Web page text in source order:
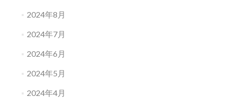
2024年8月
2024年7月
2024年6月
2024年5月
2024年4月